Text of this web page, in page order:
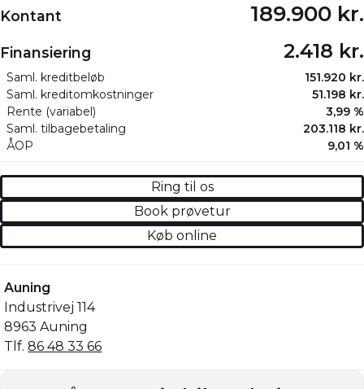
Kontant 189.900 kr.
Finansiering 2.418 kr.
Saml. kreditbeløb
151.920 kr.
Saml. kreditomkostninger
51.198 kr.
Rente (variabel)
3,99 %
Saml. tilbagebetaling
203.118 kr.
ÅOP
9,01 %
Ring til os
Book prøvetur
Køb online
Auning
Industrivej 114
8963 Auning
Tlf.86 48 33 66